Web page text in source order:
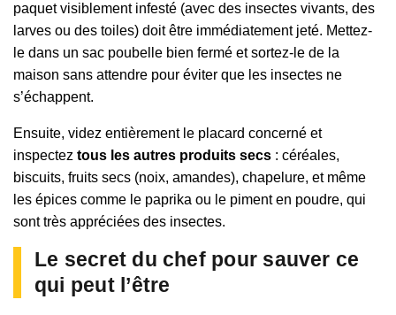
paquet visiblement infesté (avec des insectes vivants, des
larves ou des toiles) doit être immédiatement jeté. Mettez-
le dans un sac poubelle bien fermé et sortez-le de la
maison sans attendre pour éviter que les insectes ne
s’échappent.
Ensuite, videz entièrement le placard concerné et
inspectez tous les autres produits secs : céréales,
biscuits, fruits secs (noix, amandes), chapelure, et même
les épices comme le paprika ou le piment en poudre, qui
sont très appréciées des insectes.
Le secret du chef pour sauver ce
qui peut l’être